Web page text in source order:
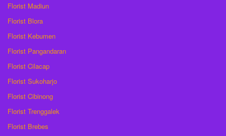
Florist Madiun
Florist Blora
Florist Kebumen
Florist Pangandaran
Florist Cilacap
Florist Sukoharjo
Florist Cibinong
Florist Trenggalek
Florist Brebes